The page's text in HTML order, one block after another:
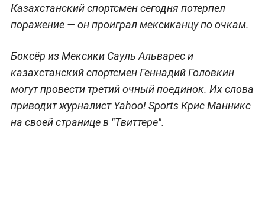
Казахстанский спортсмен сегодня потерпел
поражение — он проиграл мексиканцу по очкам.
Боксёр из Мексики Сауль Альварес и
казахстанский спортсмен Геннадий Головкин
могут провести третий очный поединок. Их слова
приводит журналист Yahoo! Sports Крис Манникс
на своей странице в "Твиттере".